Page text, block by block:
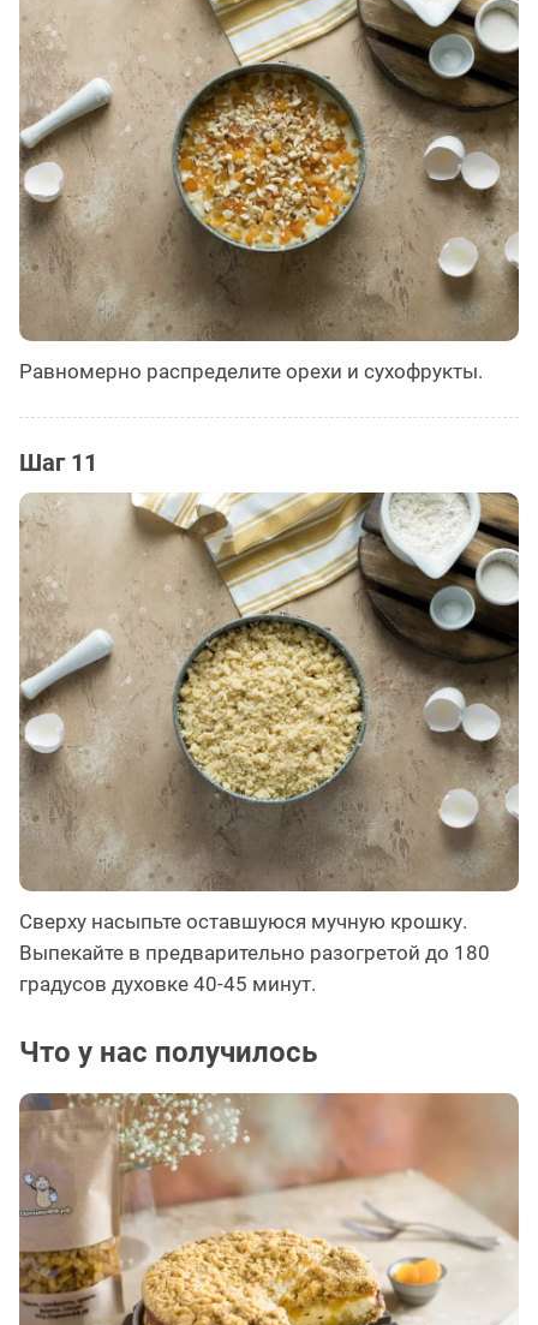
Равномерно распределите орехи и сухофрукты.
Шаг 11
Сверху насыпьте оставшуюся мучную крошку.
Выпекайте в предварительно разогретой до 180
градусов духовке 40-45 минут.
Что у нас получилось